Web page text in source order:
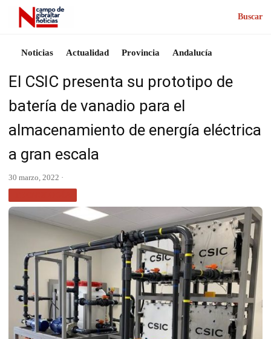
Buscar
Noticias Actualidad Provincia Andalucía
El CSIC presenta su prototipo de
batería de vanadio para el
almacenamiento de energía eléctrica
a gran escala
30 marzo, 2022 ·